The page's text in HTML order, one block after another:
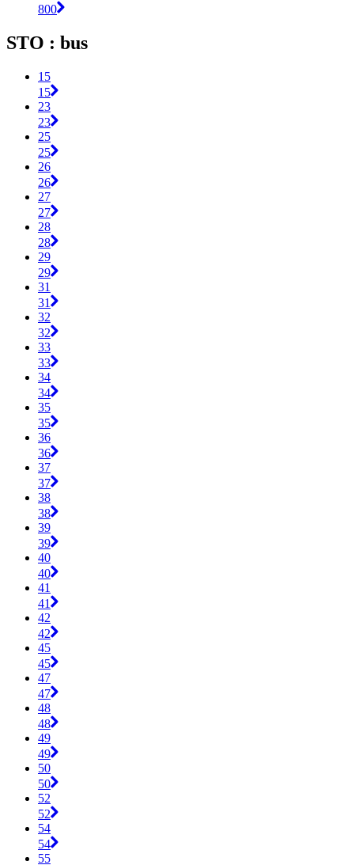
800
STO : bus
15
15
23
23
25
25
26
26
27
27
28
28
29
29
31
31
32
32
33
33
34
34
35
35
36
36
37
37
38
38
39
39
40
40
41
41
42
42
45
45
47
47
48
48
49
49
50
50
52
52
54
54
55